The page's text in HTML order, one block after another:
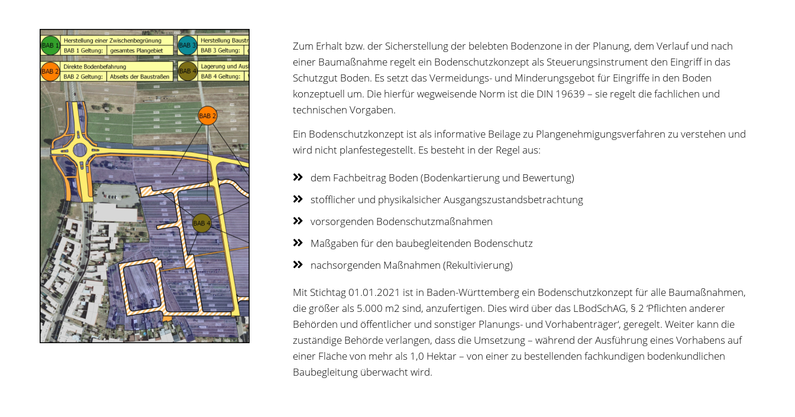
Zum Erhalt bzw. der Sicherstellung der belebten Bodenzone in der Planung, dem Verlauf und nach
einer Baumaßnahme regelt ein Bodenschutzkonzept als Steuerungsinstrument den Eingriff in das
Schutzgut Boden. Es setzt das Vermeidungs- und Minderungsgebot für Eingriffe in den Boden
konzeptuell um. Die hierfür wegweisende Norm ist die DIN 19639 – sie regelt die fachlichen und
technischen Vorgaben.
Ein Bodenschutzkonzept ist als informative Beilage zu Plangenehmigungsverfahren zu verstehen und
wird nicht planfestegestellt. Es besteht in der Regel aus:
dem Fachbeitrag Boden (Bodenkartierung und Bewertung)
stofflicher und physikalsicher Ausgangszustandsbetrachtung
vorsorgenden Bodenschutzmaßnahmen
Maßgaben für den baubegleitenden Bodenschutz
nachsorgenden Maßnahmen (Rekultivierung)
Mit Stichtag 01.01.2021 ist in Baden-Württemberg ein Bodenschutzkonzept für alle Baumaßnahmen,
die größer als 5.000 m2 sind, anzufertigen. Dies wird über das LBodSchAG, § 2 ‘Pflichten anderer
Behörden und öffentlicher und sonstiger Planungs- und Vorhabenträger‘, geregelt. Weiter kann die
zuständige Behörde verlangen, dass die Umsetzung – während der Ausführung eines Vorhabens auf
einer Fläche von mehr als 1,0 Hektar – von einer zu bestellenden fachkundigen bodenkundlichen
Baubegleitung überwacht wird.